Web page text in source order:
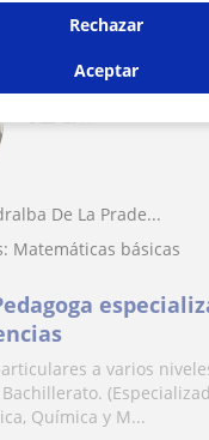
12€/h
Raquel
De La Prade...
Matemáticas básicas
a varios
Química y M...
Rechazar
Aceptar